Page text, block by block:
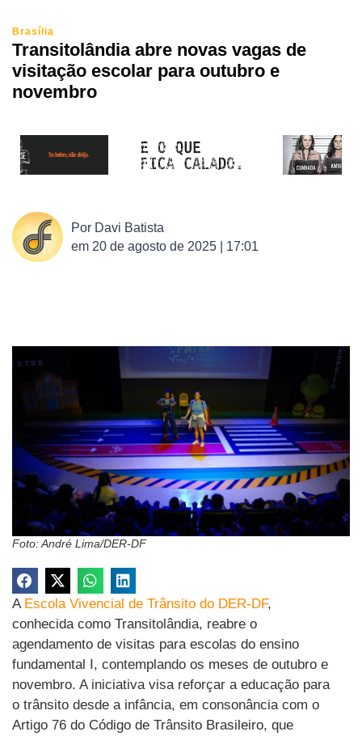
Brasília
Transitolândia abre novas vagas de
visitação escolar para outubro e
novembro
Por Davi Batista
em 20 de agosto de 2025 | 17:01
Foto: André Lima/DER-DF
A Escola Vivencial de Trânsito do DER-DF,
conhecida como Transitolândia, reabre o
agendamento de visitas para escolas do ensino
fundamental I, contemplando os meses de outubro e
novembro. A iniciativa visa reforçar a educação para
o trânsito desde a infância, em consonância com o
Artigo 76 do Código de Trânsito Brasileiro, que